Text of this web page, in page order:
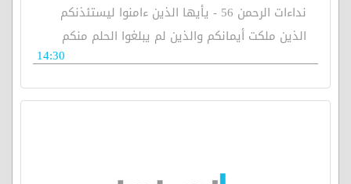
نداءات الرحمن 56 - يأيها الذين ءامنوا ليستئذنكم
الذين ملكت أيمانكم والذين لم يبلغوا الحلم منكم
14:30